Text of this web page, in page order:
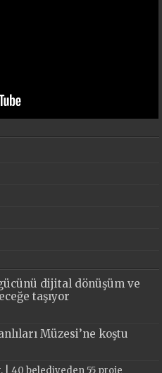
dijital dönüşüm ve
taşıyor
Müzesi’ne koştu